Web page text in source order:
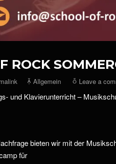
ROCK
Allgemein Leave a
und Klavierunterricht –
bieten wir mit der
für